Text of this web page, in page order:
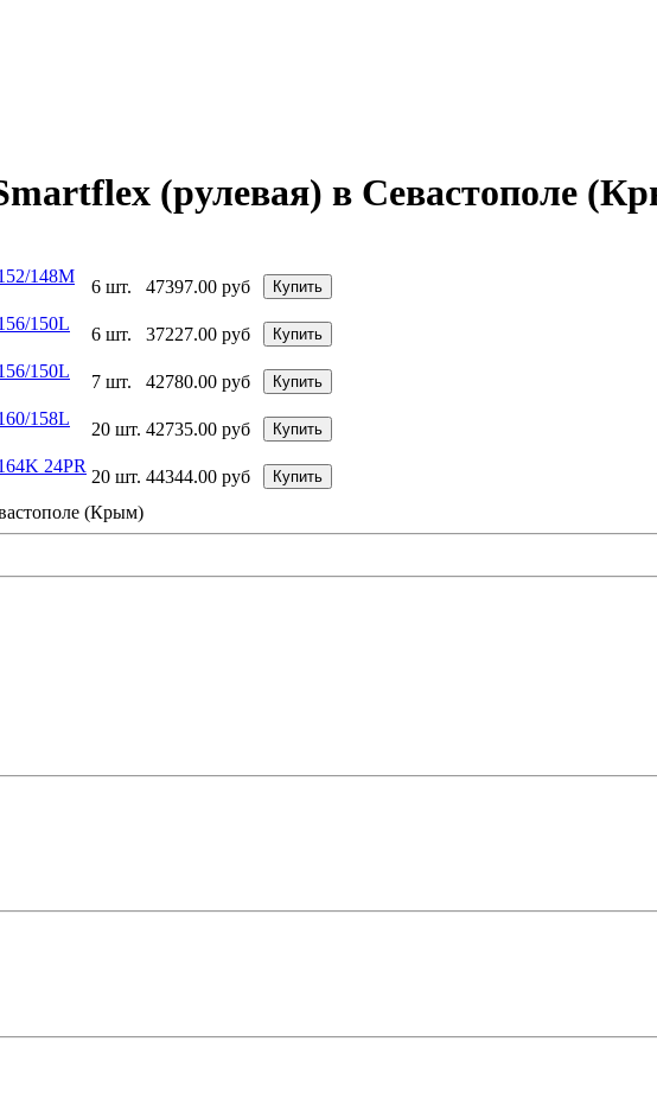
(рулевая) в Севастополе
148M
6 шт. 47397.00 руб Купить
150L
6 шт. 37227.00 руб Купить
150L
7 шт. 42780.00 руб Купить
158L
20 шт. 42735.00 руб Купить
24PR
20 шт. 44344.00 руб Купить